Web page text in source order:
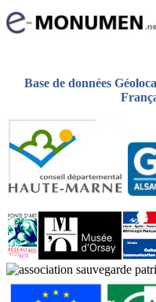
Base de données